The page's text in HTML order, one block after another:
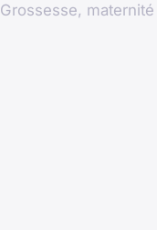
Grossesse,